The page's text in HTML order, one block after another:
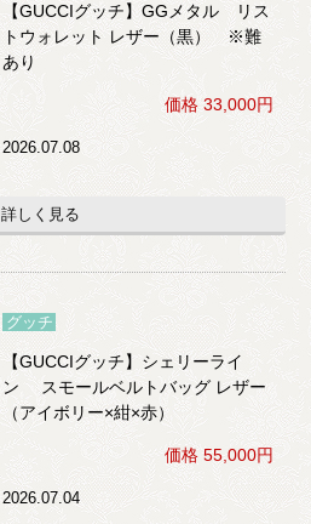
【GUCCIグッチ】GGメタル リス
トウォレット レザー（黒） ※難
あり
価格 33,000円
2026.07.08
詳しく見る
グッチ
【GUCCIグッチ】シェリーライ
ン スモールベルトバッグ レザー
（アイボリー×紺×赤）
価格 55,000円
2026.07.04